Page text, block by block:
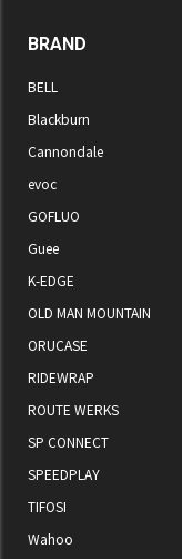
BRAND
BELL
Blackburn
Cannondale
evoc
GOFLUO
Guee
K-EDGE
OLD MAN MOUNTAIN
ORUCASE
RIDEWRAP
ROUTE WERKS
SP CONNECT
SPEEDPLAY
TIFOSI
Wahoo